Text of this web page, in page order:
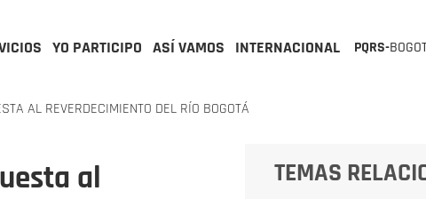
YO PARTICIPO ASÍ VAMOS INTERNACIONAL PQRS-
AL REVERDECIMIENTO DEL RÍO BOGOTÁ
al
TEMAS